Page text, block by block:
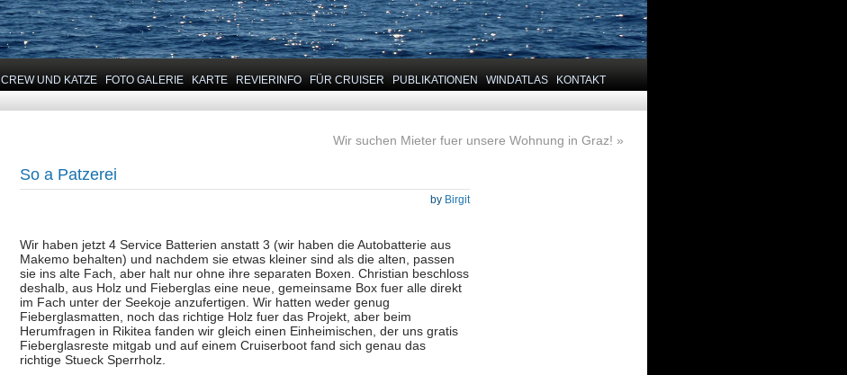
CREW UND KATZE FOTO GALERIE KARTE REVIERINFO FÜR CRUISER PUBLIKATIONEN WINDATLAS KONTAKT
Wir suchen Mieter fuer unsere Wohnung in Graz! »
So a Patzerei
by Birgit
Wir haben jetzt 4 Service Batterien anstatt 3 (wir haben die Autobatterie aus
Makemo behalten) und nachdem sie etwas kleiner sind als die alten, passen
sie ins alte Fach, aber halt nur ohne ihre separaten Boxen. Christian beschloss
deshalb, aus Holz und Fieberglas eine neue, gemeinsame Box fuer alle direkt
im Fach unter der Seekoje anzufertigen. Wir hatten weder genug
Fieberglasmatten, noch das richtige Holz fuer das Projekt, aber beim
Herumfragen in Rikitea fanden wir gleich einen Einheimischen, der uns gratis
Fieberglasreste mitgab und auf einem Cruiserboot fand sich genau das
richtige Stueck Sperrholz.